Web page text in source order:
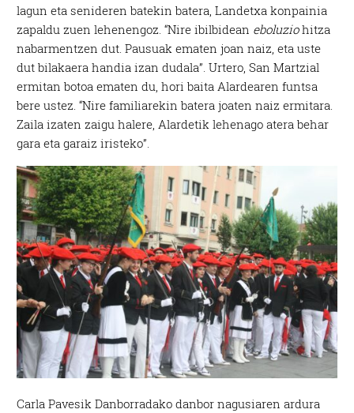
lagun eta senideren batekin batera, Landetxa konpainia
zapaldu zuen lehenengoz. “Nire ibilbidean eboluziohitza
nabarmentzen dut. Pausuak ematen joan naiz, eta uste
dut bilakaera handia izan dudala”. Urtero, San Martzial
ermitan botoa ematen du, hori baita Alardearen funtsa
bere ustez.“Nire familiarekin batera joaten naiz ermitara.
Zaila izaten zaigu halere, Alardetik lehenago atera behar
gara eta garaiz iristeko”.
Carla Pavesik Danborradako danbor nagusiaren ardura